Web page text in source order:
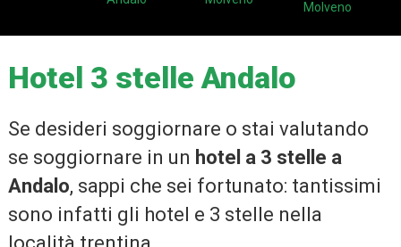
Molveno
Hotel 3 stelle Andalo
Se desideri soggiornare o stai valutando
se soggiornare in un hotel a 3 stelle a
Andalo, sappi che sei fortunato: tantissimi
sono infatti gli hotel e 3 stelle nella